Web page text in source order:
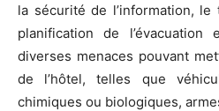
la sécurité de l’information,
planification de
diverses menaces pouvant
de l’hôtel, telles que
chimiques ou biologiques,